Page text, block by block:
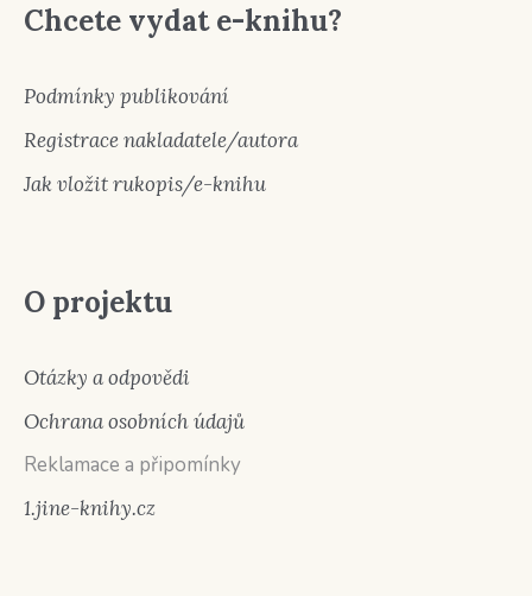
Chcete vydat e-knihu?
Podmínky publikování
Registrace nakladatele/autora
Jak vložit rukopis/e-knihu
O projektu
Otázky a odpovědi
Ochrana osobních údajů
Reklamace a připomínky
1.jine-knihy.cz